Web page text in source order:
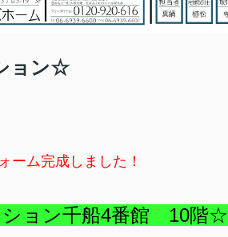
ョン☆
ーム完成しました！
ョン千船4番館 10階☆